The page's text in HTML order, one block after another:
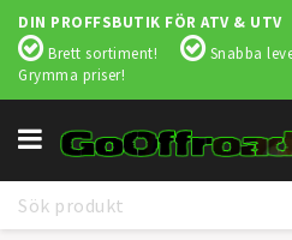
DIN PROFFSBUTIK FÖR ATV & UTV
Brett sortiment!
Snabba
Grymma priser!
Toggle
navigation